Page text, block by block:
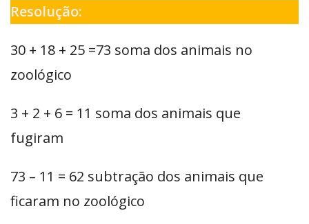
Resolução:
30 + 18 + 25 =73 soma dos animais no
zoológico
3 + 2 + 6 = 11 soma dos animais que
fugiram
73 – 11 = 62 subtração dos animais que
ficaram no zoológico